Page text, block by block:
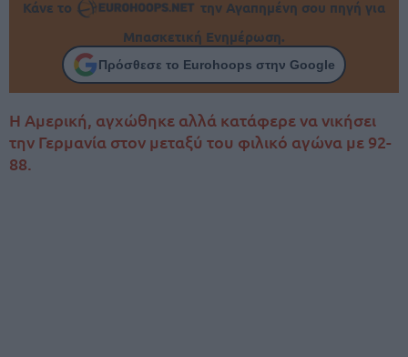
Κάνε το
την Αγαπημένη σου πηγή για
Μπασκετική Ενημέρωση.
Πρόσθεσε το Eurohoops στην Google
Η Αμερική, αγχώθηκε αλλά κατάφερε να νικήσει
την Γερμανία στον μεταξύ του φιλικό αγώνα με 92-
88.